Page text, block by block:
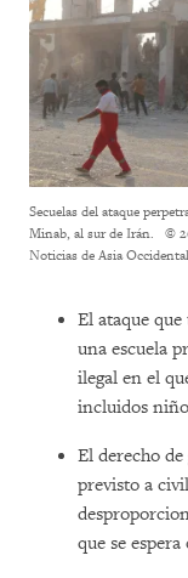
Secuelas del ataque
Minab, al sur de Irán.
©
Noticias de Asia
El ataque
una escuela
ilegal en el
incluidos
El derecho
previsto a
que se